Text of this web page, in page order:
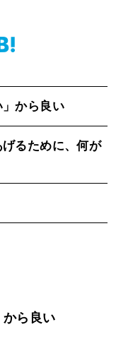
」から良い
るために、何が
から良い